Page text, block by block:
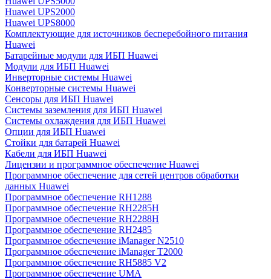
Huawei UPS2000
Huawei UPS8000
Комплектующие для источников бесперебойного питания
Huawei
Батарейные модули для ИБП Huawei
Модули для ИБП Huawei
Инверторные системы Huawei
Конверторные системы Huawei
Сенсоры для ИБП Huawei
Системы заземления для ИБП Huawei
Системы охлаждения для ИБП Huawei
Опции для ИБП Huawei
Стойки для батарей Huawei
Кабели для ИБП Huawei
Лицензии и программное обеспечение Huawei
Программное обеспечение для сетей центров обработки
данных Huawei
Программное обеспечение RH1288
Программное обеспечение RH2285H
Программное обеспечение RH2288H
Программное обеспечение RH2485
Программное обеспечение iManager N2510
Программное обеспечение iManager T2000
Программное обеспечение RH5885 V2
Программное обеспечение UMA